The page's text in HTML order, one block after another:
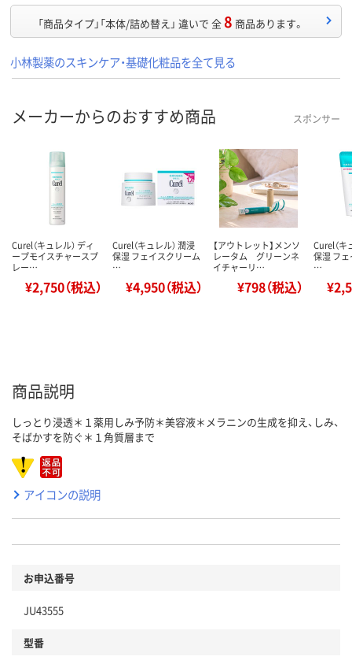
「商品タイプ」「本体/詰め替え」 違いで 全8 商品あります。
小林製薬のスキンケア・基礎化粧品を全て見る
メーカーからのおすすめ商品 スポンサー
Curel（キュレル） ディ
ープモイスチャースプ
レー…
¥2,750（税込）
Curel（キュレル） 潤浸
保湿 フェイスクリーム
…
¥4,950（税込）
【アウトレット】メンソ
レータム グリーンネ
イチャーリ…
¥798（税込）
Curel（キ
保湿 フ
…
商品説明
しっとり浸透＊１薬用しみ予防＊美容液＊メラニンの生成を抑え、しみ、
そばかすを防ぐ＊１角質層まで
アイコンの説明
お申込番号
JU43555
型番